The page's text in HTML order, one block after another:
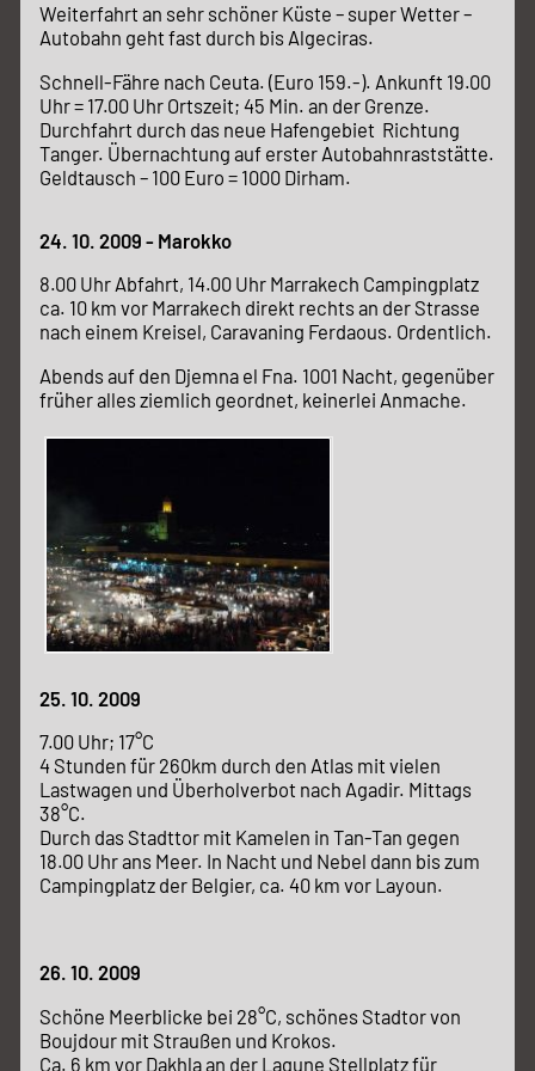
Weiterfahrt an sehr schöner Küste – super Wetter –
Autobahn geht fast durch bis Algeciras.
Schnell-Fähre nach Ceuta. (Euro 159.-). Ankunft 19.00
Uhr = 17.00 Uhr Ortszeit; 45 Min. an der Grenze.
Durchfahrt durch das neue Hafengebiet Richtung
Tanger. Übernachtung auf erster Autobahnraststätte.
Geldtausch – 100 Euro = 1000 Dirham.
24. 10. 2009 - Marokko
8.00 Uhr Abfahrt, 14.00 Uhr Marrakech Campingplatz
ca. 10 km vor Marrakech direkt rechts an der Strasse
nach einem Kreisel, Caravaning Ferdaous. Ordentlich.
Abends auf den Djemna el Fna. 1001 Nacht, gegenüber
früher alles ziemlich geordnet, keinerlei Anmache.
25. 10. 2009
7.00 Uhr; 17°C
4 Stunden für 260km durch den Atlas mit vielen
Lastwagen und Überholverbot nach Agadir. Mittags
38°C.
Durch das Stadttor mit Kamelen in Tan-Tan gegen
18.00 Uhr ans Meer. In Nacht und Nebel dann bis zum
Campingplatz der Belgier, ca. 40 km vor Layoun.
26. 10. 2009
Schöne Meerblicke bei 28°C, schönes Stadtor von
Boujdour mit Straußen und Krokos.
Ca. 6 km vor Dakhla an der Lagune Stellplatz für